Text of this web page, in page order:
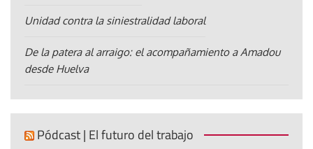
Unidad contra la siniestralidad laboral
De la patera al arraigo: el acompañamiento a Amadou
desde Huelva
Pódcast | El futuro del trabajo